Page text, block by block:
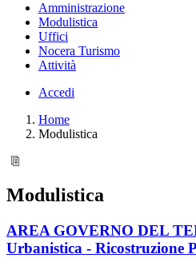
Amministrazione
Modulistica
Uffici
Nocera Turismo
Attività
Accedi
Home
Modulistica
Modulistica
AREA GOVERNO DEL
Urbanistica - Ricostruzione